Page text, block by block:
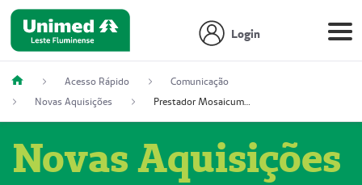
Login
Acesso Rápido
Comunicação
Novas Aquisições
Prestador Mosaicum Espaço Clínico Ltda (51004352-0)
Novas Aquisições